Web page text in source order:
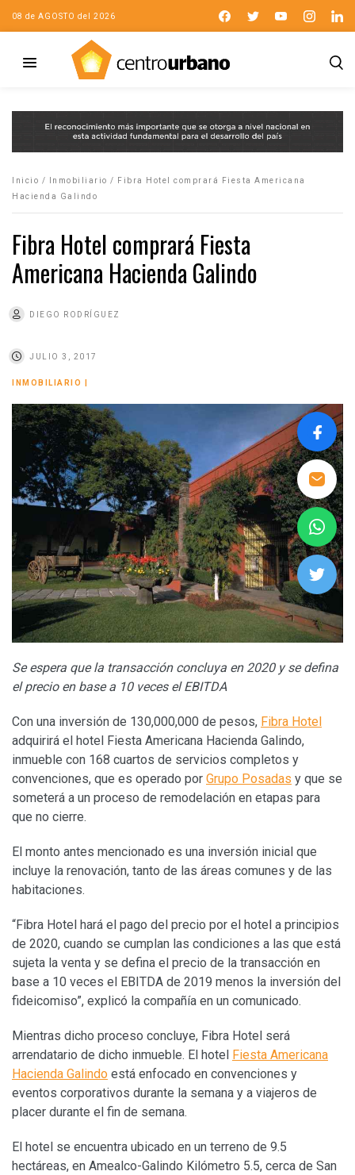
08 de AGOSTO del 2026
Inicio / Inmobiliario /
Fibra Hotel comprará Fiesta Americana
Hacienda Galindo
Fibra Hotel comprará Fiesta
Americana Hacienda Galindo
DIEGO RODRÍGUEZ
JULIO 3, 2017
INMOBILIARIO
Se espera que la transacción concluya en 2020 y se defina
el precio en base a 10 veces el EBITDA
Con una inversión de 130,000,000 de pesos, Fibra Hotel
adquirirá el hotel Fiesta Americana Hacienda Galindo,
inmueble con 168 cuartos de servicios completos y
convenciones, que es operado por Grupo Posadas y que se
someterá a un proceso de remodelación en etapas para
que no cierre.
El monto antes mencionado es una inversión inicial que
incluye la renovación, tanto de las áreas comunes y de las
habitaciones.
“Fibra Hotel hará el pago del precio por el hotel a principios
de 2020, cuando se cumplan las condiciones a las que está
sujeta la venta y se defina el precio de la transacción en
base a 10 veces el EBITDA de 2019 menos la inversión del
fideicomiso”, explicó la compañía en un comunicado.
Mientras dicho proceso concluye, Fibra Hotel será
arrendatario de dicho inmueble. El hotel
Fiesta Americana
Hacienda Galindo está enfocado en convenciones y
eventos corporativos durante la semana y a viajeros de
placer durante el fin de semana.
El hotel se encuentra ubicado en un terreno de 9.5
hectáreas, en Amealco-Galindo Kilómetro 5.5, cerca de San